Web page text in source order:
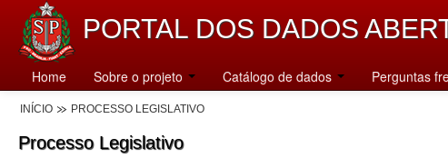
PORTAL DOS DADOS
Home Sobre o projeto Catálogo de dados Perguntas
INÍCIO PROCESSO LEGISLATIVO
Processo Legislativo